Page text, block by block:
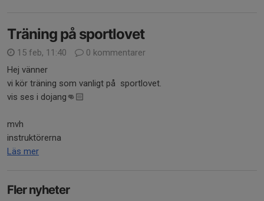
Träning på sportlovet
15 feb, 11:40
0 kommentarer
Hej vänner
vi kör träning som vanligt på sportlovet.
vis ses i dojang👊🏻
mvh
instruktörerna
Läs mer
Fler nyheter